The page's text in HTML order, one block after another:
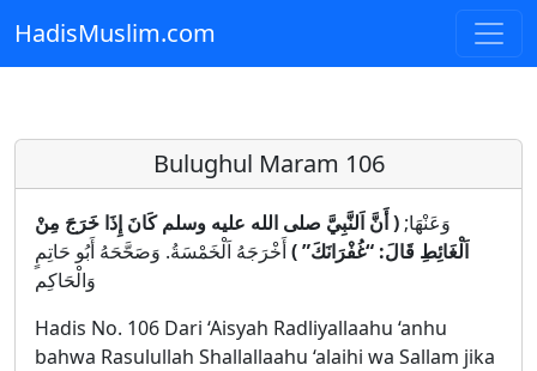
Skip to main content
HadisMuslim.com
Bulughul Maram 106
وَعَنْهَا; ( أَنَّ اَلنَّبِيَّ صلى الله عليه وسلم كَانَ إِذَا خَرَجَ مِنْ
اَلْغَائِطِ قَالَ: “غُفْرَانَكَ” )أَخْرَجَهُ اَلْخَمْسَةُ. وَصَحَّحَهُ أَبُو حَاتِمٍ
وَالْحَاكِم
Hadis No. 106 Dari ‘Aisyah Radliyallaahu ‘anhu
bahwa Rasulullah Shallallaahu ‘alaihi wa Sallam jika